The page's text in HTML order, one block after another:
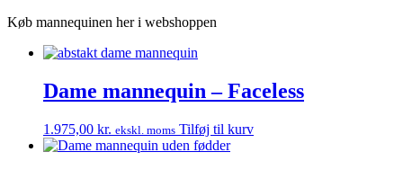
Køb mannequinen her i webshoppen
Dame mannequin – Faceless
1.975,00 kr. ekskl. moms Tilføj til kurv